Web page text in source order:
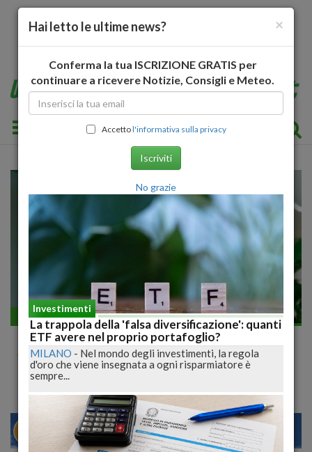
Toggle navigation
Economia generale
Coronavirus, Abi-Consumatori Sospensione
fino a 12 mesi quota capitale mutui
MILANO 23 28
×
Hai letto le ultime news?
Conferma la tua ISCRIZIONE GRATIS per
continuare a ricevere Notizie, Consigli e Meteo.
Accettol'informativa sulla privacy
Iscriviti
No grazie
Investimenti
La trappola della 'falsa diversificazione': quanti
ETF avere nel proprio portafoglio?
MILANO - Nel mondo degli investimenti, la regola
d'oro che viene insegnata a ogni risparmiatore è
sempre...